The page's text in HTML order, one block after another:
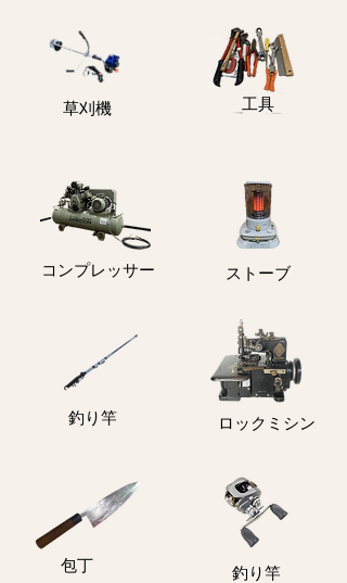
​草刈機 ​工具
コンプレッサー ストーブ
釣り竿 ロックミシン
包丁 釣り竿